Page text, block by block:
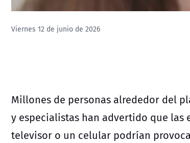
Viernes 12 de junio de 2026
Millones de personas alrededor del
y especialistas han advertido que
televisor o un celular podrían